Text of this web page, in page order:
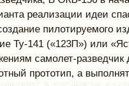
реализации идеи
пилотируемого
Ту-141 («123П») или
самолет-
прототип, а